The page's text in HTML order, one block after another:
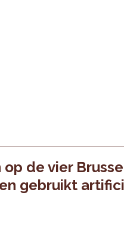
op de vier
gebruikt